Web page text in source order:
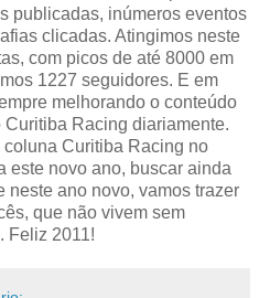
publicadas, inúmeros eventos
clicadas. Atingimos neste
com picos de até 8000 em
1227 seguidores. E em
melhorando o conteúdo
Racing diariamente.
Curitiba Racing no
este novo ano, buscar ainda
neste ano novo, vamos trazer
que não vivem sem
Feliz 2011!